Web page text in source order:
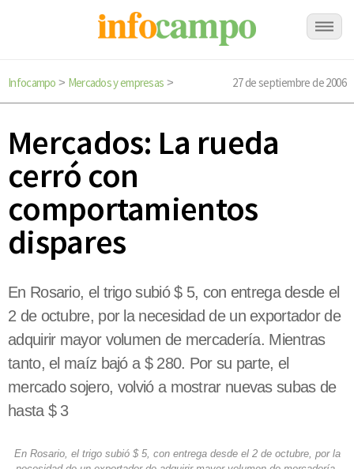
Infocampo > Mercados y empresas > 27 de septiembre de 2006
Mercados: La rueda
cerró con
comportamientos
dispares
En Rosario, el trigo subió $ 5, con entrega desde el
2 de octubre, por la necesidad de un exportador de
adquirir mayor volumen de mercadería. Mientras
tanto, el maíz bajó a $ 280. Por su parte, el
mercado sojero, volvió a mostrar nuevas subas de
hasta $ 3
En Rosario, el trigo subió $ 5, con entrega desde el 2 de octubre, por la